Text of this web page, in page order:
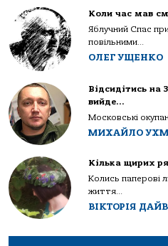
Коли час мав
Яблучний Спас
повільними...
ОЛЕГ УЩЕНКО
Відсидітись на
вийде…
Московські
МИХАЙЛО
Кілька щирих
Колись паперові
життя...
ВІКТОРІЯ